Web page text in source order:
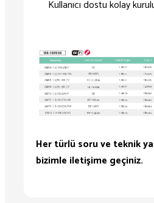
Kullanıcı dostu kolay
Her türlü soru ve teknik
bizimle iletişime geçiniz.